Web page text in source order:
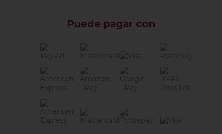
Puede pagar con